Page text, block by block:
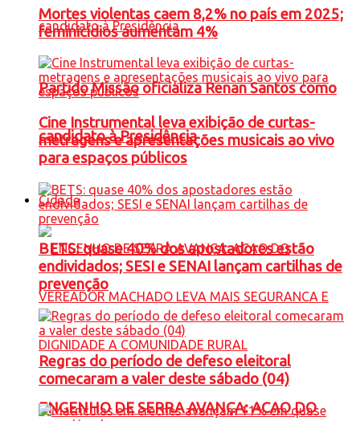
Partido Missão oficializa Renan Santos como
candidato à Presidência
Cidade
ENGENHO DE SERRA AVANÇA: ACAO DO
Mortes violentas caem 8,2% no país em 2025;
feminicídios aumentam 4%
Cine Instrumental leva exibição de curtas-
metragens e apresentações musicais ao vivo
para espaços públicos
BETS: quase 40% dos apostadores estão
endividados; SESI e SENAI lançam cartilhas de
prevenção
Regras do período de defeso eleitoral
comecaram a valer deste sábado (04)